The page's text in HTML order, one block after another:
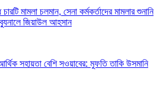
মামলা চলমান, সেনা কর্মকর্তাদের মামলার শুনানি
জিয়াউল আহসান
সহায়তা বেশি সওয়াবের: মুফতি তাকি উসমানি